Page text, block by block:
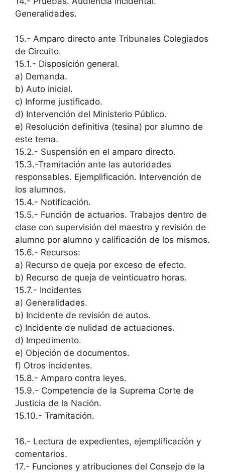
Generalidades.
15.- Amparo directo ante Tribunales Colegiados
de Circuito.
15.1.- Disposición general.
a) Demanda.
b) Auto inicial.
c) Informe justificado.
d) Intervención del Ministerio Público.
e) Resolución definitiva (tesina) por alumno de
este tema.
15.2.- Suspensión en el amparo directo.
15.3.-Tramitación ante las autoridades
responsables. Ejemplificación. Intervención de
los alumnos.
15.4.- Notificación.
15.5.- Función de actuarios. Trabajos dentro de
clase con supervisión del maestro y revisión de
alumno por alumno y calificación de los mismos.
15.6.- Recursos:
a) Recurso de queja por exceso de efecto.
b) Recurso de queja de veinticuatro horas.
15.7.- Incidentes
a) Generalidades.
b) Incidente de revisión de autos.
c) Incidente de nulidad de actuaciones.
d) Impedimento.
e) Objeción de documentos.
f) Otros incidentes.
15.8.- Amparo contra leyes.
15.9.- Competencia de la Suprema Corte de
Justicia de la Nación.
15.10.- Tramitación.
16.- Lectura de expedientes, ejemplificación y
comentarios.
17.- Funciones y atribuciones del Consejo de la